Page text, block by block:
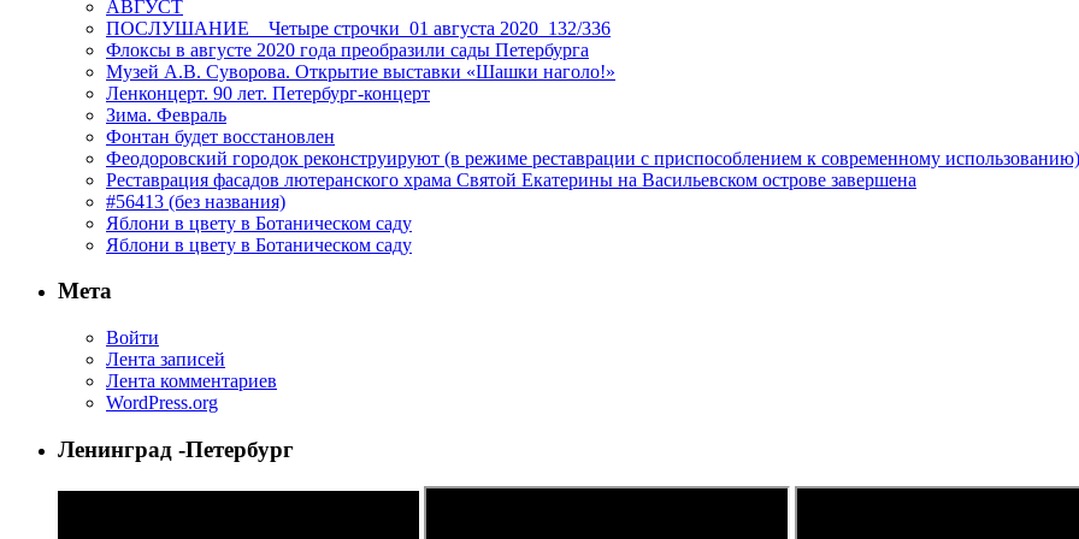
АВГУСТ
ПОСЛУШАНИЕ _ Четыре строчки_01 августа 2020_132/336
Флоксы в августе 2020 года преобразили сады Петербурга
Музей А.В. Суворова. Открытие выставки «Шашки наголо!»
Ленконцерт. 90 лет. Петербург-концерт
Зима. Февраль
Фонтан будет восстановлен
Феодоровский городок реконструируют (в режиме реставрации с приспособлением к современному использованию)
Реставрация фасадов лютеранского храма Святой Екатерины на Васильевском острове завершена
#56413 (без названия)
Яблони в цвету в Ботаническом саду
Яблони в цвету в Ботаническом саду
Мета
Войти
Лента записей
Лента комментариев
WordPress.org
Ленинград -Петербург